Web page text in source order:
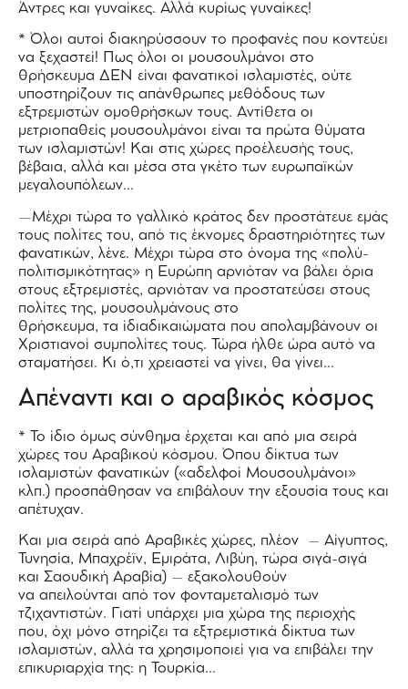
Άντρες και γυναίκες. Αλλά κυρίως γυναίκες!
* Όλοι αυτοί διακηρύσσουν το προφανές που κοντεύει
να ξεχαστεί! Πως όλοι οι μουσουλμάνοι στο
θρήσκευμα ΔΕΝ είναι φανατικοί ισλαμιστές, ούτε
υποστηρίζουν τις απάνθρωπες μεθόδους των
εξτρεμιστών ομοθρήσκων τους. Αντίθετα οι
μετριοπαθείς μουσουλμάνοι είναι τα πρώτα θύματα
των ισλαμιστών! Και στις χώρες προέλευσής τους,
βέβαια, αλλά και μέσα στα γκέτο των ευρωπαϊκών
μεγαλουπόλεων…
—Μέχρι τώρα το γαλλικό κράτος δεν προστάτευε εμάς
τους πολίτες του, από τις έκνομες δραστηριότητες των
φανατικών, λένε. Μέχρι τώρα στο όνομα της «πολύ-
πολιτισμικότητας» η Ευρώπη αρνιόταν να βάλει όρια
στους εξτρεμιστές, αρνιόταν να προστατεύσει στους
πολίτες της, μουσουλμάνους στο
θρήσκευμα, τα ίδιαδικαιώματα που απολαμβάνουν οι
Χριστιανοί συμπολίτες τους. Τώρα ήλθε ώρα αυτό να
σταματήσει. Κι ό,τι χρειαστεί να γίνει, θα γίνει…
Απέναντι και ο αραβικός κόσμος
* Το ίδιο όμως σύνθημα έρχεται και από μια σειρά
χώρες του Αραβικού κόσμου. Όπου δίκτυα των
ισλαμιστών φανατικών («αδελφοί Μουσουλμάνοι»
κλπ.) προσπάθησαν να επιβάλουν την εξουσία τους και
απέτυχαν.
Και μια σειρά από Αραβικές χώρες, πλέον – Αίγυπτος,
Τυνησία, Μπαχρέϊν, Εμιράτα, Λιβύη, τώρα σιγά-σιγά
και Σαουδική Αραβία) – εξακολουθούν
να απειλούνται από τον φονταμεταλισμό των
τζιχαντιστών. Γιατί υπάρχει μια χώρα της περιοχής
που, όχι μόνο στηρίζει τα εξτρεμιστικά δίκτυα των
ισλαμιστών, αλλά τα χρησιμοποιεί για να επιβάλει την
επικυριαρχία της: η Τουρκία…